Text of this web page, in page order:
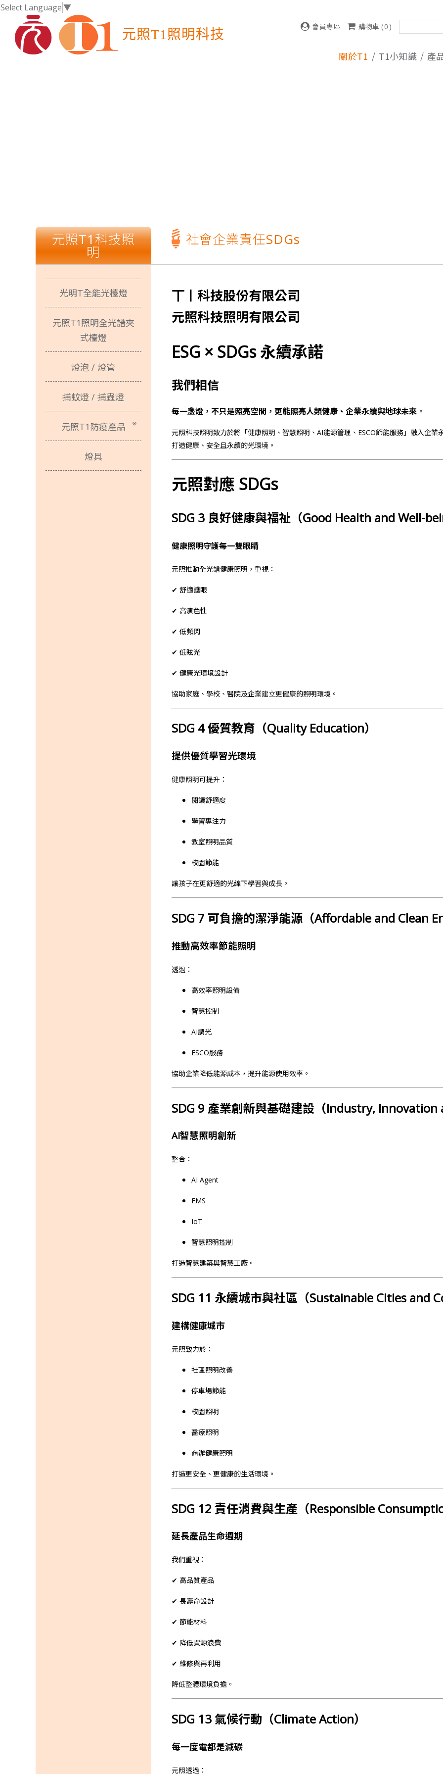
Select Language▼
元照T1照明科技
購物車 (0 )
會員專區
關於T1 T1小知識 產
元照Ｔ１張麗蝶張董事長一路走來以身作則，致力實現公益SDGs的企業價值，10/23週日下
光源不閃爍、柔和不刺眼!才是打造明亮小窩的最佳關鍵!T1照明科技不僅照亮
雲林科技大學運動場及校區燈光設計，元照得標了！
光明T全能檯燈預計六月份上線
會員後台
元照Ｔ１張麗蝶張董事長一路走來以身作則，致力實現公益SDGs的企業價值，10/23週日下
光源不閃爍、柔和不刺眼!才是打造明亮小窩的最佳關鍵!T1照明科技不僅照亮
社會企業責任SDGs
光明T全能光檯燈
元照T1照明全光譜夾
式檯燈
燈泡 / 燈管
捕蚊燈 / 捕蟲燈
元照T1防疫產品
燈具
丅丨科技股份有限公司
元照科技照明有限公司
ESG × SDGs 永續承諾
我們相信
每一盞燈，不只是照亮空間，更能照亮人類健康、企業永續與地球未來。
元照科技照明致力於將「健康照明、智慧照明、AI能源管理、ESCO節能服務」融入企
打造健康、安全且永續的光環境。
元照對應 SDGs
SDG 3 良好健康與福祉（Good Health and Well-
健康照明守護每一雙眼睛
元照推動全光譜健康照明，重視：
✔ 舒適護眼
✔ 高演色性
✔ 低頻閃
✔ 低眩光
✔ 健康光環境設計
協助家庭、學校、醫院及企業建立更健康的照明環境。
SDG 4 優質教育（Quality Education）
提供優質學習光環境
健康照明可提升：
閱讀舒適度
學習專注力
教室照明品質
校園節能
讓孩子在更舒適的光線下學習與成長。
SDG 7 可負擔的潔淨能源（Affordable and Clean
推動高效率節能照明
透過：
高效率照明設備
智慧控制
AI調光
ESCO服務
協助企業降低能源成本，提升能源使用效率。
SDG 9 產業創新與基礎建設（Industry,
AI智慧照明創新
整合：
AI Agent
EMS
IoT
智慧照明控制
打造智慧建築與智慧工廠。
SDG 11 永續城市與社區（Sustainable Cities and
建構健康城市
元照致力於：
社區照明改善
停車場節能
校園照明
醫療照明
商辦健康照明
打造更安全、更健康的生活環境。
SDG 12 責任消費與生產（Responsible
延長產品生命週期
我們重視：
✔ 高品質產品
✔ 長壽命設計
✔ 節能材料
✔ 降低資源浪費
✔ 維修與再利用
降低整體環境負擔。
SDG 13 氣候行動（Climate Action）
每一度電都是減碳
元照透過：